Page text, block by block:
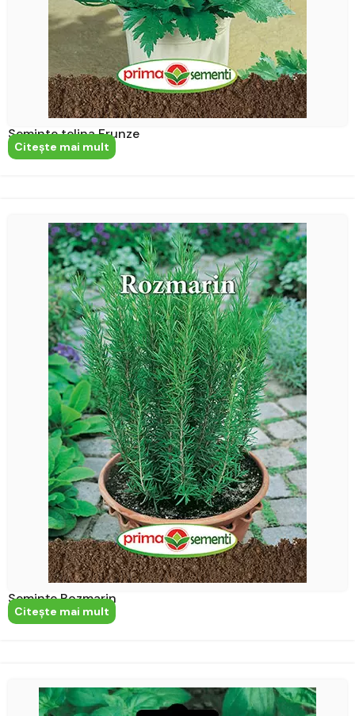
Seminte telina Frunze
Citeşte mai mult
Semințe Rozmarin
Citeşte mai mult